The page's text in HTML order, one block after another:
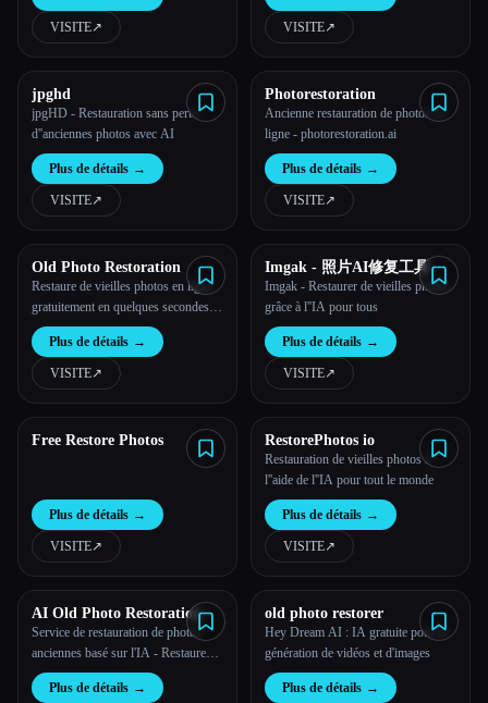
Toutes les catégories
À propos
Esc
VISITE↗︎ VISITE↗︎
jpghd
jpgHD - Restauration sans perte
d''anciennes photos avec AI
Plus de détails →
VISITE↗︎
Photorestoration
Ancienne restauration de photos en
ligne - photorestoration.ai
Plus de détails →
VISITE↗︎
Old Photo Restoration
Restaure de vieilles photos en ligne
gratuitement en quelques secondes
grâce à l''IA
Plus de détails →
VISITE↗︎
Imgak - 照片AI修复工具
Imgak - Restaurer de vieilles photos
grâce à l''IA pour tous
Plus de détails →
VISITE↗︎
Free Restore Photos
Plus de détails →
VISITE↗︎
RestorePhotos io
Restauration de vieilles photos à
l''aide de l''IA pour tout le monde
Plus de détails →
VISITE↗︎
AI Old Photo Restoration
Service de restauration de photos
anciennes basé sur l'IA - Restaurez
instantanément des photos anciennes
en ligne
Plus de détails →
old photo restorer
Hey Dream AI : IA gratuite pour la
génération de vidéos et d'images
Plus de détails →